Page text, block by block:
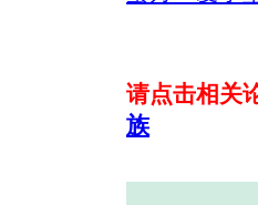
请点击相关
族